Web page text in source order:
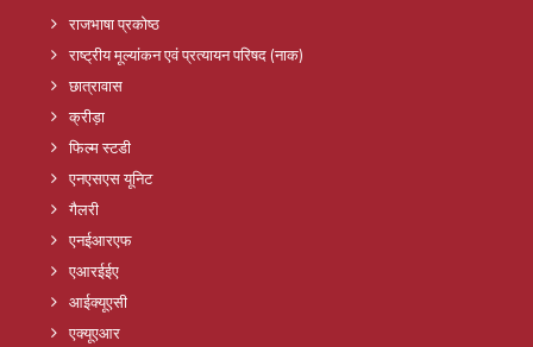
राजभाषा प्रकोष्ठ
राष्ट्रीय मूल्यांकन एवं प्रत्यायन परिषद (नाक)
छात्रावास
क्रीड़ा
फिल्म स्टडी
एनएसएस यूनिट
गैलरी
एनईआरएफ
एआरईईए
आईक्यूएसी
एक्यूएआर